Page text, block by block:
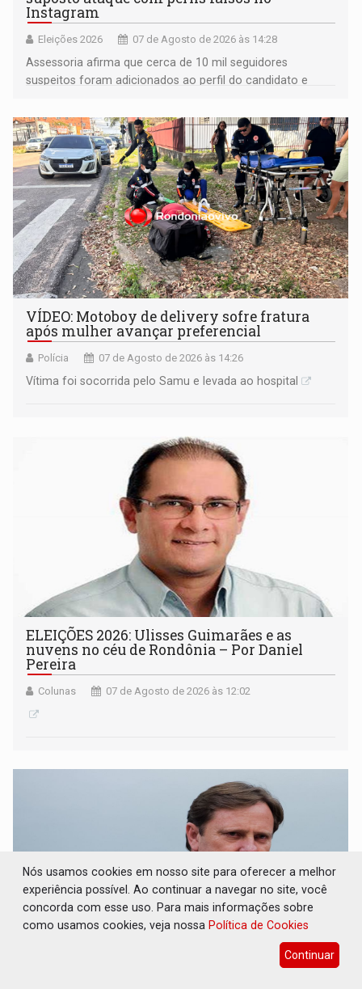
Instagram
Eleições 2026 07 de Agosto de 2026 às 14:28
Assessoria afirma que cerca de 10 mil seguidores
suspeitos foram adicionados ao perfil do candidato e
remover as contas
VÍDEO: Motoboy de delivery sofre fratura
após mulher avançar preferencial
Polícia 07 de Agosto de 2026 às 14:26
Vítima foi socorrida pelo Samu e levada ao hospital
ELEIÇÕES 2026: Ulisses Guimarães e as
nuvens no céu de Rondônia – Por Daniel
Pereira
Colunas 07 de Agosto de 2026 às 12:02
DECISÃO REVISADA: Nunes Marques reduz
Nós usamos cookies em nosso site para oferecer a melhor
experiência possível. Ao continuar a navegar no site, você
concorda com esse uso. Para mais informações sobre
como usamos cookies, veja nossa Política de Cookies
Continuar